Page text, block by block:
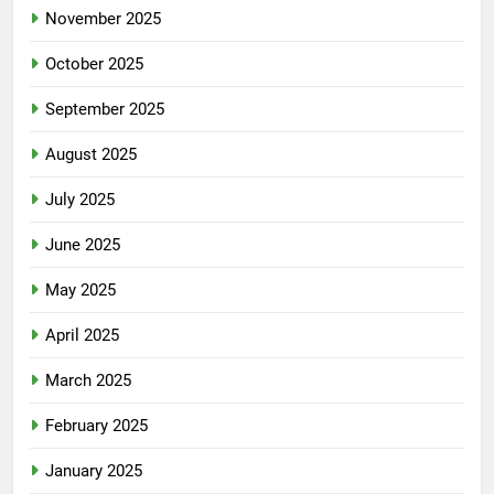
November 2025
October 2025
September 2025
August 2025
July 2025
June 2025
May 2025
April 2025
March 2025
February 2025
January 2025